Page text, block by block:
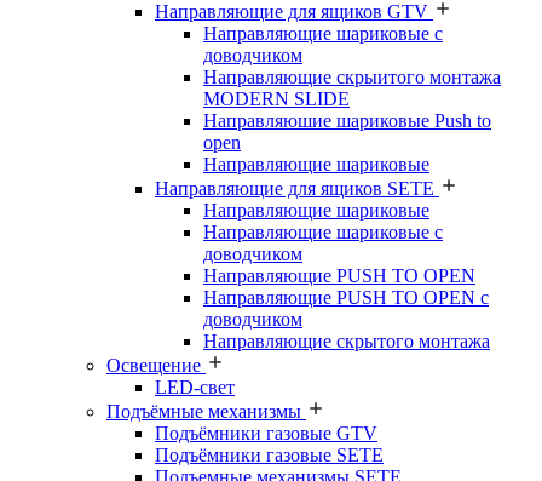
Направляющие для ящиков GTV
Направляющие шариковые с
доводчиком
Направляющие скрыитого монтажа
MODERN SLIDE
Направляюшие шариковые Push to
open
Направляющие шариковые
Направляющие для ящиков SETE
Направляющие шариковые
Направляющие шариковые с
доводчиком
Направляющие PUSH TO OPEN
Направляющие PUSH TO OPEN с
доводчиком
Направляющие скрытого монтажа
Освещение
LED-свет
Подъёмные механизмы
Подъёмники газовые GTV
Подъёмники газовые SETE
Подъемные механизмы SETE